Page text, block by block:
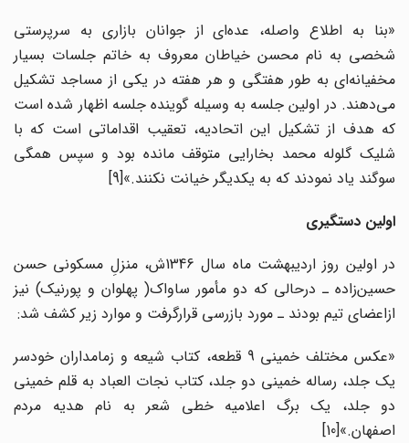
«بنا به اطلاع واصله، عده‌اى از جوانان بازارى به سرپرستى
شخصى به نام محسن خیاطان معروف به خاتم جلسات بسیار
مخفیانه‌اى به طور هفتگى و هر هفته در یکى از مساجد تشکیل
مى‌دهند. در اولین جلسه به وسیله گوینده جلسه اظهار شده است
که هدف از تشکیل این اتحادیه، تعقیب اقداماتى است که با
شلیک گلوله محمد بخارایى متوقف مانده بود و سپس همگى
سوگند یاد نمودند که به یکدیگر خیانت نکنند.»[9]
اولین دستگیری
در اولین روز اردیبهشت ماه سال 1346ش، منزلِ مسکونی حسن
حسین‌زاده ـ درحالی که دو مأمور ساواک( پهلوان و پورنیک) نیز
ازاعضای تیم بودند ـ مورد بازرسی قرارگرفت و موارد زیر کشف شد:
«عکس مختلف خمینی 9 قطعه، کتاب شیعه و زمامداران خودسر
یک جلد، رساله خمینی دو جلد، کتاب نجات العباد به قلم خمینی
دو جلد، یک برگ اعلامیه خطی شعر به نام هدیه مردم
اصفهان.»[10]